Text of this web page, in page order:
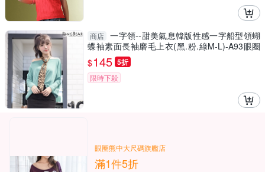
商店 一字領--甜美氣息韓版性感一字船型領蝴
蝶袖素面長袖磨毛上衣(黑.粉.綠M-L)-A93眼圈
熊中大尺碼
$145 5折
限時下殺
眼圈熊中大尺碼旗艦店
滿1件5折